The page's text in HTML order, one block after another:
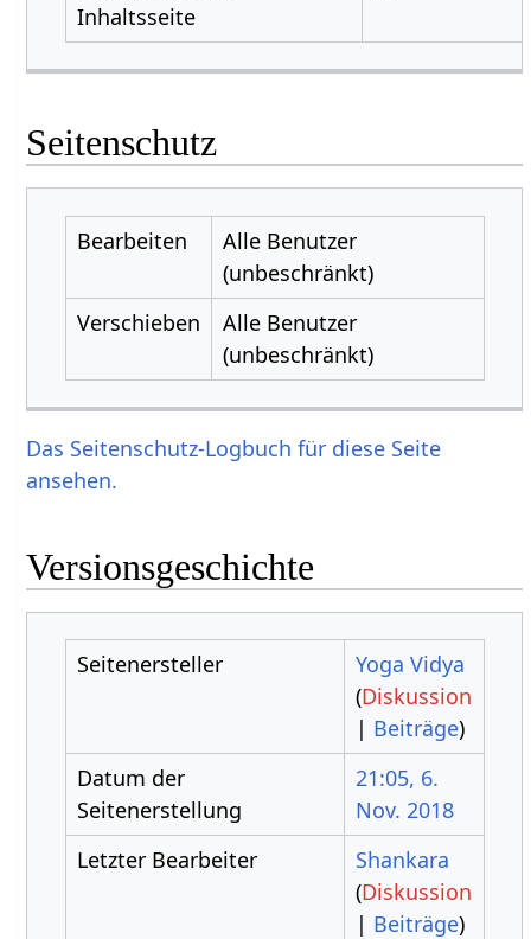
Inhaltsseite
Seitenschutz
Bearbeiten
Alle Benutzer
(unbeschränkt)
Verschieben
Alle Benutzer
(unbeschränkt)
Das Seitenschutz-Logbuch für diese Seite
ansehen.
Versionsgeschichte
Seitenersteller
Yoga Vidya
(Diskussion
| Beiträge)
Datum der
Seitenerstellung
21:05, 6.
Nov. 2018
Letzter Bearbeiter
Shankara
(Diskussion
| Beiträge)